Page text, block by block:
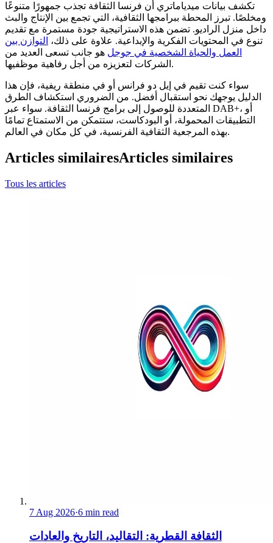
تكشف بيانات ميدياماتري أن فرنسا الثقافة تجذب جمهورًا متنوعًا
ومخلصًا. تبرز المحطة ببرامجها الثقافية، التي تجمع بين الإنتاج والبث
داخل منزل الراديو. تضمن هذه الاستراتيجية جودة مستمرة مع تقديم
تنوع في المحتويات الفكرية والإبداعية. علاوة على ذلك، التوازن بين
العمل والحياة الشخصية في جوجل هو جانب تسعى العديد من
الشركات لتعزيزه من أجل رفاهية موظفيها.
سواء كنت تقيم في إيل دو فرانس أو في منطقة ريفية، فإن هذا
الدليل يوجهك نحو استقبال أفضل. من الضروري استكشاف الطرق
المتعددة للوصول إلى برامج فرنسا الثقافة. سواء عبر DAB+، أو
التطبيقات المحمولة، أو البودكاست، ستتمكن من الاستمتاع تمامًا
بهذه المرجعية الثقافية الفرنسية، في كل مكان في العالم.
Articles similairesArticles similaires
Tous les articles
7 Aug 2026·6 min read
الثقافة القطرية: التقاليد، التاريخ والعادات